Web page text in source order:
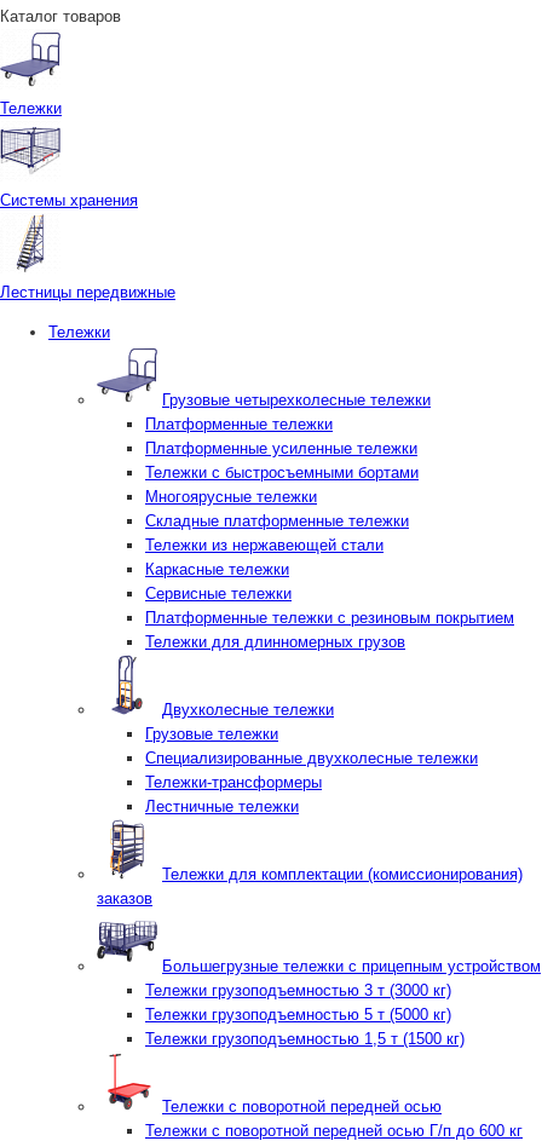
Каталог товаров
Тележки
Системы хранения
Лестницы передвижные
Тележки
Грузовые четырехколесные тележки
Платформенные тележки
Платформенные усиленные тележки
Тележки с быстросъемными бортами
Многоярусные тележки
Складные платформенные тележки
Тележки из нержавеющей стали
Каркасные тележки
Сервисные тележки
Платформенные тележки с резиновым покрытием
Тележки для длинномерных грузов
Двухколесные тележки
Грузовые тележки
Специализированные двухколесные тележки
Тележки-трансформеры
Лестничные тележки
Тележки для комплектации (комиссионирования)
заказов
Большегрузные тележки с прицепным устройством
Тележки грузоподъемностью 3 т (3000 кг)
Тележки грузоподъемностью 5 т (5000 кг)
Тележки грузоподъемностью 1,5 т (1500 кг)
Тележки с поворотной передней осью
Тележки с поворотной передней осью Г/п до 600 кг